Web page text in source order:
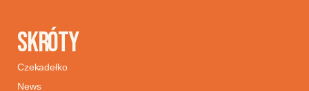
SKRÓTY
Czekadełko
News